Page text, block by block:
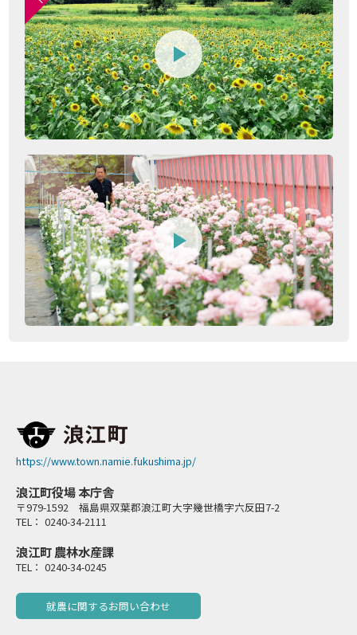
https://www.town.namie.fukushima.jp/
浪江町役場 本庁舎
〒979-1592 福島県双葉郡浪江町大字幾世橋字六反田7-2
TEL： 0240-34-2111
浪江町 農林水産課
TEL： 0240-34-0245
就農に関するお問い合わせ